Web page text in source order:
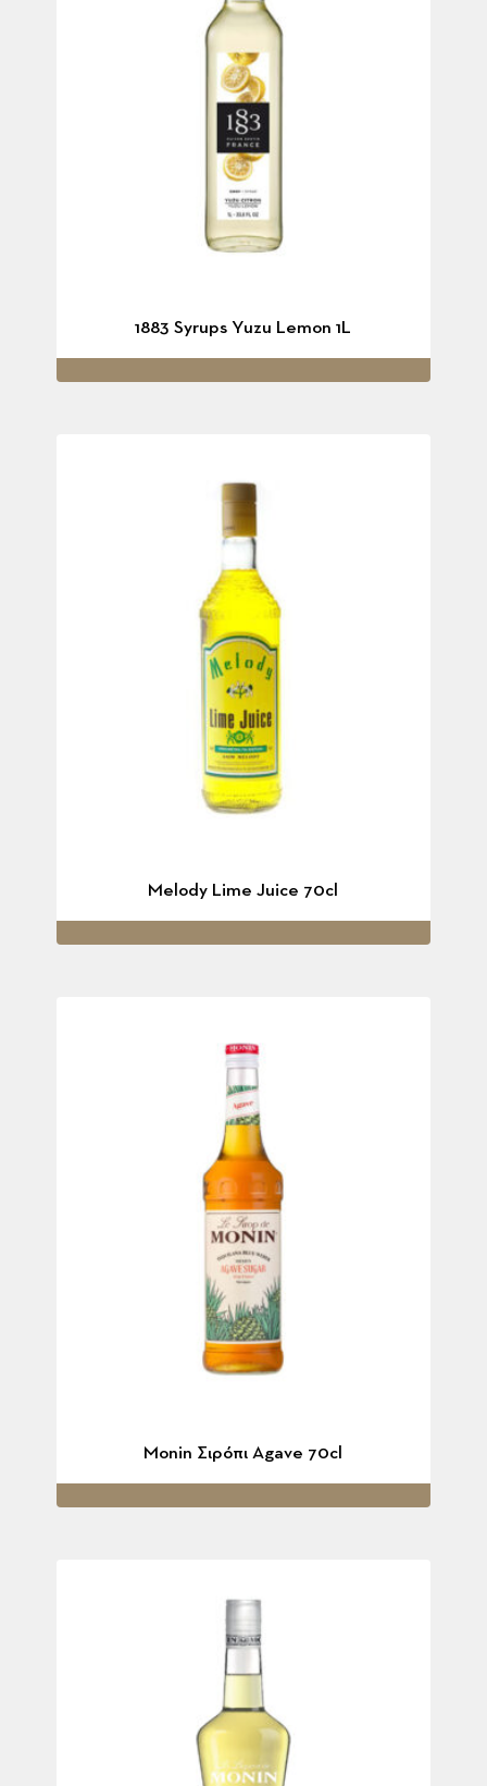
1883 Syrups Yuzu Lemon 1L
Melody Lime Juice 70cl
Monin Σιρόπι Agave 70cl